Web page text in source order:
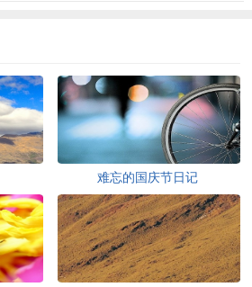
难忘的国庆节日记